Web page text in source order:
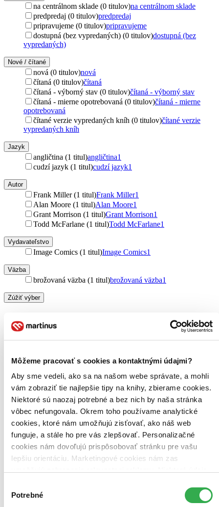
Môžeme pracovať s cookies a kontaktnými údajmi?
Aby sme vedeli, ako sa na našom webe správate, a mohli
vám zobraziť tie najlepšie tipy na knihy, zbierame cookies.
Niektoré sú naozaj potrebné a bez nich by naša stránka
vôbec nefungovala. Okrem toho používame analytické
cookies, ktoré nám umožňujú zisťovať, ako náš web
funguje, a stále ho pre vás zlepšovať. Personalizačné
cookies nám dovoľujú prispôsobovať stránku pre vašu
lepšiu orientáciu. Marketingové cookies nám zas
keby sme mohli používať všetky tieto cookies. Ďakujeme!
súhlasu
Potrebné
na centrálnom sklade (0 titulov)na centrálnom sklade
predpredaj (0 titulov)predpredaj
pripravujeme (0 titulov)pripravujeme
dostupná (bez vypredaných) (0 titulov)dostupná (bez
vypredaných)
Nové / čítané
nová (0 titulov)nová
čítaná (0 titulov)čítaná
čítaná - výborný stav (0 titulov)čítaná - výborný stav
čítaná - mierne opotrebovaná (0 titulov)čítaná - mierne
opotrebovaná
čítané verzie vypredaných kníh (0 titulov)čítané verzie
vypredaných kníh
Jazyk
angličtina (1 titul)angličtina1
cudzí jazyk (1 titul)cudzí jazyk1
Autor
Frank Miller (1 titul)Frank Miller1
Alan Moore (1 titul)Alan Moore1
Grant Morrison (1 titul)Grant Morrison1
Todd McFarlane (1 titul)Todd McFarlane1
Vydavateľstvo
Image Comics (1 titul)Image Comics1
Väzba
brožovaná väzba (1 titul)brožovaná väzba1
Zúžiť výber
Zoradiť
Od poslednej časti
Od prvej časti
Bestsellery
Top hodnotené
Novinky
Najdrahšie
Najlacnejšie